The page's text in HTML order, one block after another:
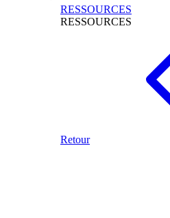
RESSOURCES
RESSOURCES
Retour